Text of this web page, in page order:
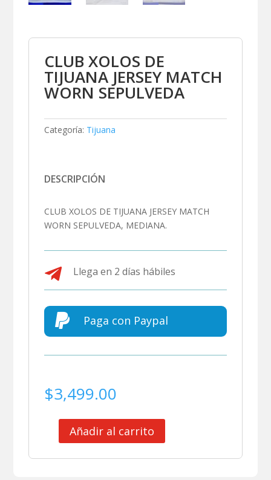
CLUB XOLOS DE
TIJUANA JERSEY MATCH
WORN SEPULVEDA
Categoría: Tijuana
DESCRIPCIÓN
CLUB XOLOS DE TIJUANA JERSEY MATCH
WORN SEPULVEDA, MEDIANA.
 Llega en 2 días hábiles
 Paga con Paypal
$3,499.00
Añadir al carrito